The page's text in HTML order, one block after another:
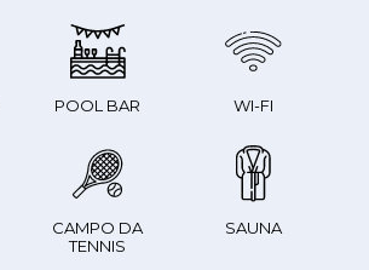
POOL BAR WI-FI
CAMPO DA
TENNIS
SAUNA